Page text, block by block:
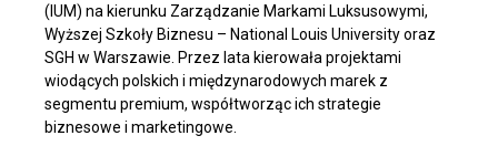
(IUM) na kierunku Zarządzanie Markami Luksusowymi,
Wyższej Szkoły Biznesu – National Louis University oraz
SGH w Warszawie. Przez lata kierowała projektami
wiodących polskich i międzynarodowych marek z
segmentu premium, współtworząc ich strategie
biznesowe i marketingowe.